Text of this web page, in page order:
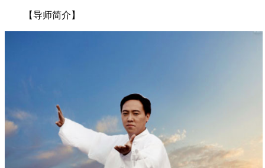
【导师简介】